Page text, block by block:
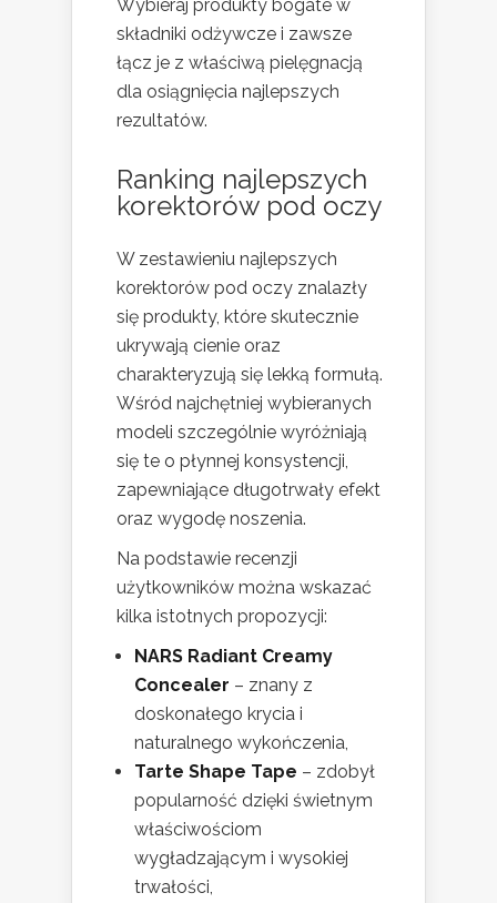
Wybieraj produkty bogate w
składniki odżywcze i zawsze
łącz je z właściwą pielęgnacją
dla osiągnięcia najlepszych
rezultatów.
Ranking najlepszych
korektorów pod oczy
W zestawieniu najlepszych
korektorów pod oczy znalazły
się produkty, które skutecznie
ukrywają cienie oraz
charakteryzują się lekką formułą.
Wśród najchętniej wybieranych
modeli szczególnie wyróżniają
się te o płynnej konsystencji,
zapewniające długotrwały efekt
oraz wygodę noszenia.
Na podstawie recenzji
użytkowników można wskazać
kilka istotnych propozycji:
NARS Radiant Creamy
Concealer – znany z
doskonałego krycia i
naturalnego wykończenia,
Tarte Shape Tape – zdobył
popularność dzięki świetnym
właściwościom
wygładzającym i wysokiej
trwałości,